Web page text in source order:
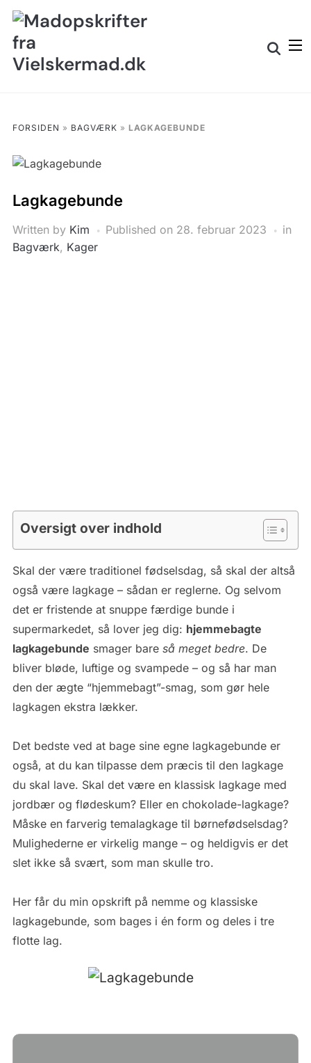
Skip
content
Search
for:
FORSIDEN » BAGVÆRK » LAGKAGEBUNDE
Lagkagebunde
Written by Kim Published on 28. februar 2023
in
Bagværk, Kager
Oversigt over indhold
Skal der være traditionel fødselsdag, så skal der altså
også være lagkage – sådan er reglerne. Og selvom
det er fristende at snuppe færdige bunde i
supermarkedet, så lover jeg dig: hjemmebagte
lagkagebunde smager bare så meget bedre. De
bliver bløde, luftige og svampede – og så har man
den der ægte “hjemmebagt”-smag, som gør hele
lagkagen ekstra lækker.
Det bedste ved at bage sine egne lagkagebunde er
også, at du kan tilpasse dem præcis til den lagkage
du skal lave. Skal det være en klassisk lagkage med
jordbær og flødeskum? Eller en chokolade-lagkage?
Måske en farverig temalagkage til børnefødselsdag?
Mulighederne er virkelig mange – og heldigvis er det
slet ikke så svært, som man skulle tro.
Her får du min opskrift på nemme og klassiske
lagkagebunde, som bages i én form og deles i tre
flotte lag.